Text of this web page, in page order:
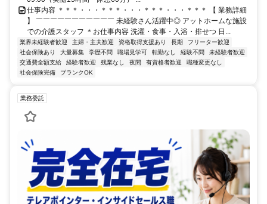
仕事内容 ＊＊＊・・・＊＊＊・・・＊＊＊・・・＊＊＊ 【 業務詳細
】 ￣￣￣￣￣￣￣￣￣￣￣ 未経験さん活躍中◎ アットホームな施設
での介護スタッフ ＊お仕事内容 洗濯・食事・入浴・排せつ 日...
業界未経験者歓迎 主婦・主夫歓迎 資格取得支援あり 長期
フリーター歓迎
社会保険あり
大量募集 学歴不問 職場見学可 転勤なし 経験不問
未経験者歓迎
交通費全額支給
経験者歓迎 残業なし 夜間 有資格者歓迎
職種変更なし
社会保険完備
ブランクOK
業務委託